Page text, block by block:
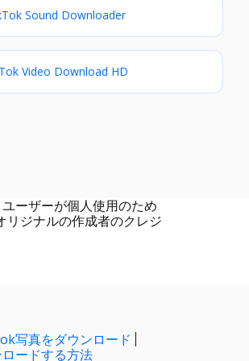
Sound Downloader
Video Download HD
ーザーが個人使用のため
ジナルの作成者のクレジ
写真をダウンロード
ードする方法